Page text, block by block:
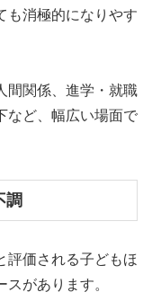
も消極的になりやす
間関係、進学・就職
など、幅広い場面で
調
評価される子どもほ
があります。